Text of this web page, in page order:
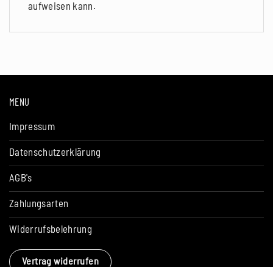
aufweisen kann.
MENU
Impressum
Datenschutzerklärung
AGB's
Zahlungsarten
Widerrufsbelehrung
Vertrag widerrufen